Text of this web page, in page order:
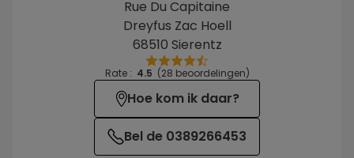
Rue Du Capitaine
Dreyfus Zac Hoell
68510 Sierentz
Rate : 4.5 (28 beoordelingen)
Hoe kom ik daar?
Bel de 0389266453